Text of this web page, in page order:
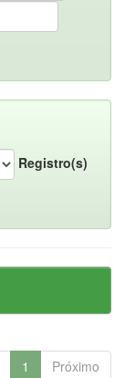
Registro(s)
1 Próximo